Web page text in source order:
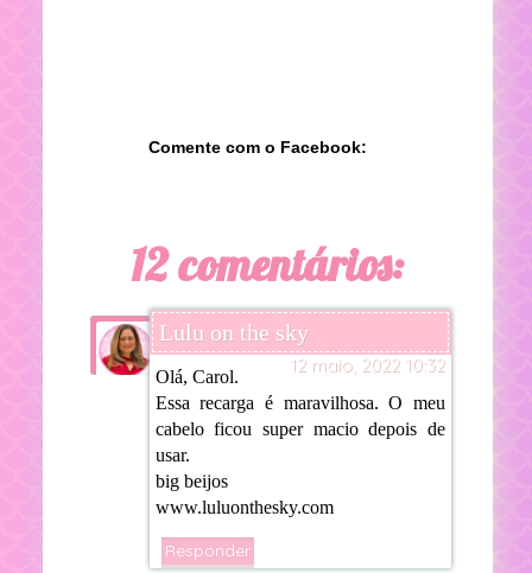
Comente com o Facebook:
12 comentários:
Lulu on the sky
12 maio, 2022 10:32
Olá, Carol.
Essa recarga é maravilhosa. O meu
cabelo ficou super macio depois de
usar.
big beijos
www.luluonthesky.com
Responder